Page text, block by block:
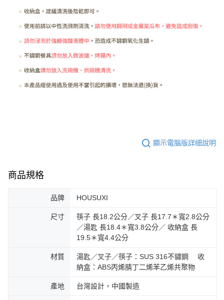
顯示電腦版詳細說明
商品規格
品牌 HOUSUXI
尺寸
筷子 長18.2公分／叉子 長17.7＊寬2.8公分
／湯匙 長18.4＊寬3.8公分／ 收納盒 長
19.5＊寬4.4公分
材質
湯匙／叉子／筷子：SUS 316不鏽鋼 收
納盒：ABS丙烯腈丁二烯苯乙烯共聚物
產地 台灣設計，中國製造